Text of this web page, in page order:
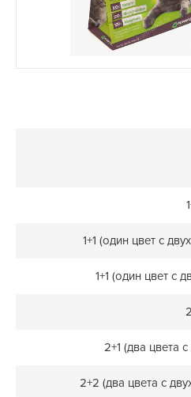
1+1 (один цвет с
1+1 (один цвет с
2+1 (два цвета
2+2 (два цвета с